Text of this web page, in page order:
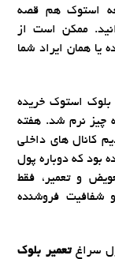
استوک هم قصه
ممکن است از
یا همان ایراد شما
استوک خریده
چیز نرم شد. هفته
کانال های داخلی
بود که دوباره پول
و تعمیر، فقط
شفافیت فروشنده
سراغتعمیر بلوک